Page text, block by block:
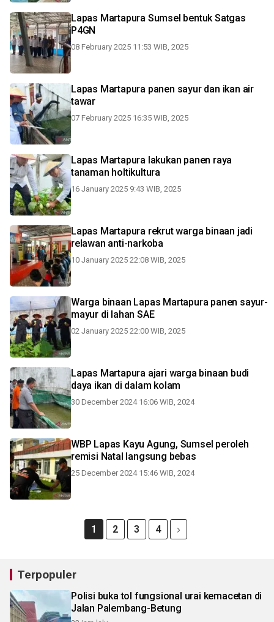
Lapas Martapura Sumsel bentuk Satgas
P4GN
08 February 2025 11:53 WIB, 2025
Lapas Martapura panen sayur dan ikan air
tawar
07 February 2025 16:35 WIB, 2025
Lapas Martapura lakukan panen raya
tanaman holtikultura
16 January 2025 9:43 WIB, 2025
Lapas Martapura rekrut warga binaan jadi
relawan anti-narkoba
10 January 2025 22:08 WIB, 2025
Warga binaan Lapas Martapura panen sayur-
mayur di lahan SAE
02 January 2025 22:00 WIB, 2025
Lapas Martapura ajari warga binaan budi
daya ikan di dalam kolam
30 December 2024 16:06 WIB, 2024
WBP Lapas Kayu Agung, Sumsel peroleh
remisi Natal langsung bebas
25 December 2024 15:46 WIB, 2024
1 2 3 4
Terpopuler
Polisi buka tol fungsional urai kemacetan di
Jalan Palembang-Betung